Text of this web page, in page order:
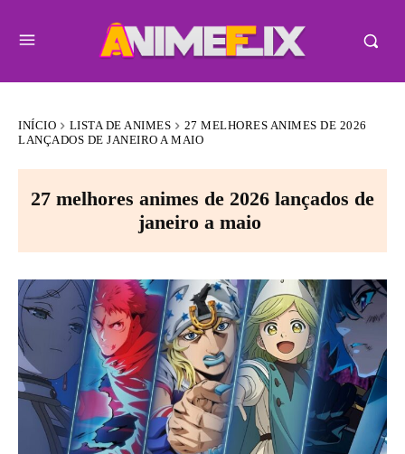
INÍCIO LISTA DE ANIMES
27 MELHORES ANIMES DE 2026
LANÇADOS DE JANEIRO A MAIO
27 melhores animes de 2026 lançados de
janeiro a maio